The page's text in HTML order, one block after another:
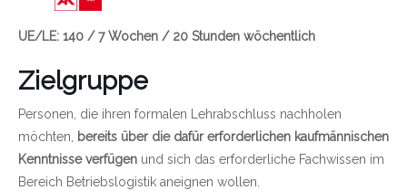
UE/LE: 140 / 7 Wochen / 20 Stunden wöchentlich
Zielgruppe
Personen, die ihren formalen Lehrabschluss nachholen
möchten,
bereits über die dafür erforderlichen kaufmännischen
Kenntnisse verfügen und sich das erforderliche Fachwissen im
Bereich Betriebslogistik aneignen wollen.